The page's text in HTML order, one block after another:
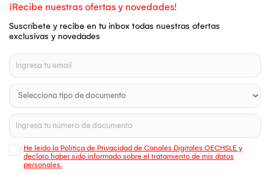
¡Recibe nuestras ofertas y novedades!
Suscríbete y recibe en tu inbox todas nuestras ofertas
exclusivas y novedades
He leído la Política de Privacidad de Canales Digitales OECHSLE y
declaro haber sido informado sobre el tratamiento de mis datos
personales.